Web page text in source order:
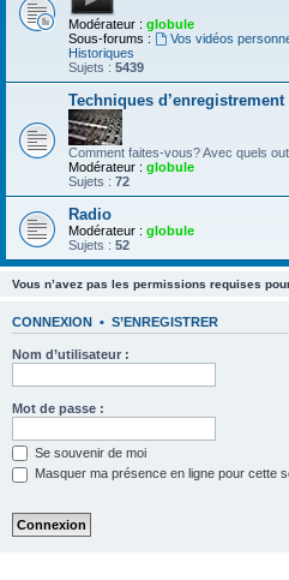
Modérateur : globule
Sous-forums :
Vos vidéos
Historiques
Sujets : 5439
Techniques
Comment faites-vous? Avec quels
Modérateur : globule
Sujets : 72
Radio
Modérateur : globule
Sujets : 52
Vous n’avez pas les permissions requises
CONNEXION • S’ENREGISTRER
Nom d’utilisateur :
Mot de passe :
Se souvenir de moi
Masquer ma présence en ligne pour cette